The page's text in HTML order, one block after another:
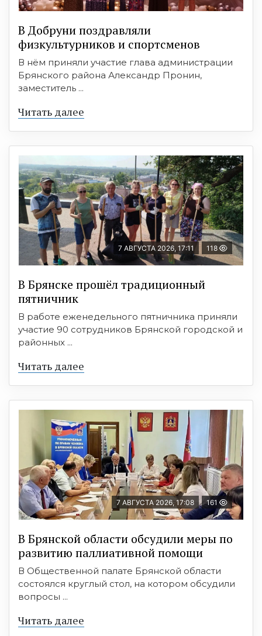
В Добруни поздравляли
физкультурников и спортсменов
В нём приняли участие глава администрации
Брянского района Александр Пронин,
заместитель ...
Читать далее
7 АВГУСТА 2026, 17:11 118
В Брянске прошёл традиционный
пятничник
В работе еженедельного пятничника приняли
участие 90 сотрудников Брянской городской и
районных ...
Читать далее
7 АВГУСТА 2026, 17:08 161
В Брянской области обсудили меры по
развитию паллиативной помощи
В Общественной палате Брянской области
состоялся круглый стол, на котором обсудили
вопросы ...
Читать далее